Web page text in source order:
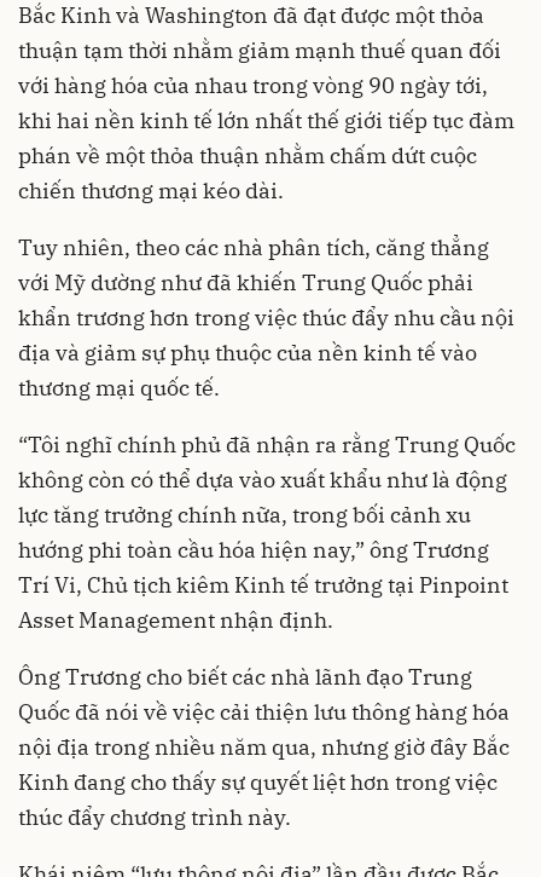
Bắc Kinh và Washington đã đạt được một thỏa
thuận tạm thời nhằm giảm mạnh thuế quan đối
với hàng hóa của nhau trong vòng 90 ngày tới,
khi hai nền kinh tế lớn nhất thế giới tiếp tục đàm
phán về một thỏa thuận nhằm chấm dứt cuộc
chiến thương mại kéo dài.
Tuy nhiên, theo các nhà phân tích, căng thẳng
với Mỹ dường như đã khiến Trung Quốc phải
khẩn trương hơn trong việc thúc đẩy nhu cầu nội
địa và giảm sự phụ thuộc của nền kinh tế vào
thương mại quốc tế.
“Tôi nghĩ chính phủ đã nhận ra rằng Trung Quốc
không còn có thể dựa vào xuất khẩu như là động
lực tăng trưởng chính nữa, trong bối cảnh xu
hướng phi toàn cầu hóa hiện nay,” ông Trương
Trí Vi, Chủ tịch kiêm Kinh tế trưởng tại Pinpoint
Asset Management nhận định.
Ông Trương cho biết các nhà lãnh đạo Trung
Quốc đã nói về việc cải thiện lưu thông hàng hóa
nội địa trong nhiều năm qua, nhưng giờ đây Bắc
Kinh đang cho thấy sự quyết liệt hơn trong việc
thúc đẩy chương trình này.